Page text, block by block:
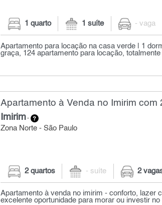
1 quarto 1 suíte - vaga
Apartamento para locação na casa verde | 1
graça, 124 apartamento para locação, totalmente
Apartamento à Venda no Imirim com
Imirim-
Zona Norte - São Paulo
2 quartos - suíte 2
Apartamento à venda no imirim - conforto, lazer
excelente oportunidade para morar ou investir